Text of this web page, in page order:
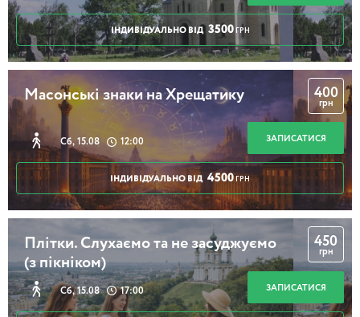
ІНДИВІДУАЛЬНО ВІД 3500 ГРН
Масонські знаки на Хрещатику
Сб, 15.08 12:00
400
грн
ЗАПИСАТИСЯ
ІНДИВІДУАЛЬНО ВІД 4500 ГРН
Плітки. Слухаємо та не засуджуємо
(з пікніком)
Сб, 15.08 17:00
450
грн
ЗАПИСАТИСЯ